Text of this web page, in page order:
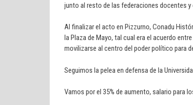
junto al resto de las federaciones docentes y
Al finalizar el acto en Pizzurno, Conadu
la Plaza de Mayo, tal cual era el acuerdo
movilizarse al centro del poder político para
Seguimos la pelea en defensa de la
Vamos por el 35% de aumento, salario para